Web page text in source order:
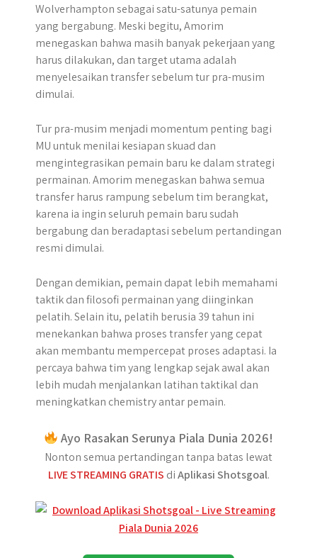
Wolverhampton sebagai satu-satunya pemain
yang bergabung. Meski begitu, Amorim
menegaskan bahwa masih banyak pekerjaan yang
harus dilakukan, dan target utama adalah
menyelesaikan transfer sebelum tur pra-musim
dimulai.
Tur pra-musim menjadi momentum penting bagi
MU untuk menilai kesiapan skuad dan
mengintegrasikan pemain baru ke dalam strategi
permainan. Amorim menegaskan bahwa semua
transfer harus rampung sebelum tim berangkat,
karena ia ingin seluruh pemain baru sudah
bergabung dan beradaptasi sebelum pertandingan
resmi dimulai.
Dengan demikian, pemain dapat lebih memahami
taktik dan filosofi permainan yang diinginkan
pelatih. Selain itu, pelatih berusia 39 tahun ini
menekankan bahwa proses transfer yang cepat
akan membantu mempercepat proses adaptasi. Ia
percaya bahwa tim yang lengkap sejak awal akan
lebih mudah menjalankan latihan taktikal dan
meningkatkan chemistry antar pemain.
Ayo Rasakan Serunya Piala Dunia 2026!
Nonton semua pertandingan tanpa batas lewat
LIVE STREAMING GRATIS diAplikasi Shotsgoal.